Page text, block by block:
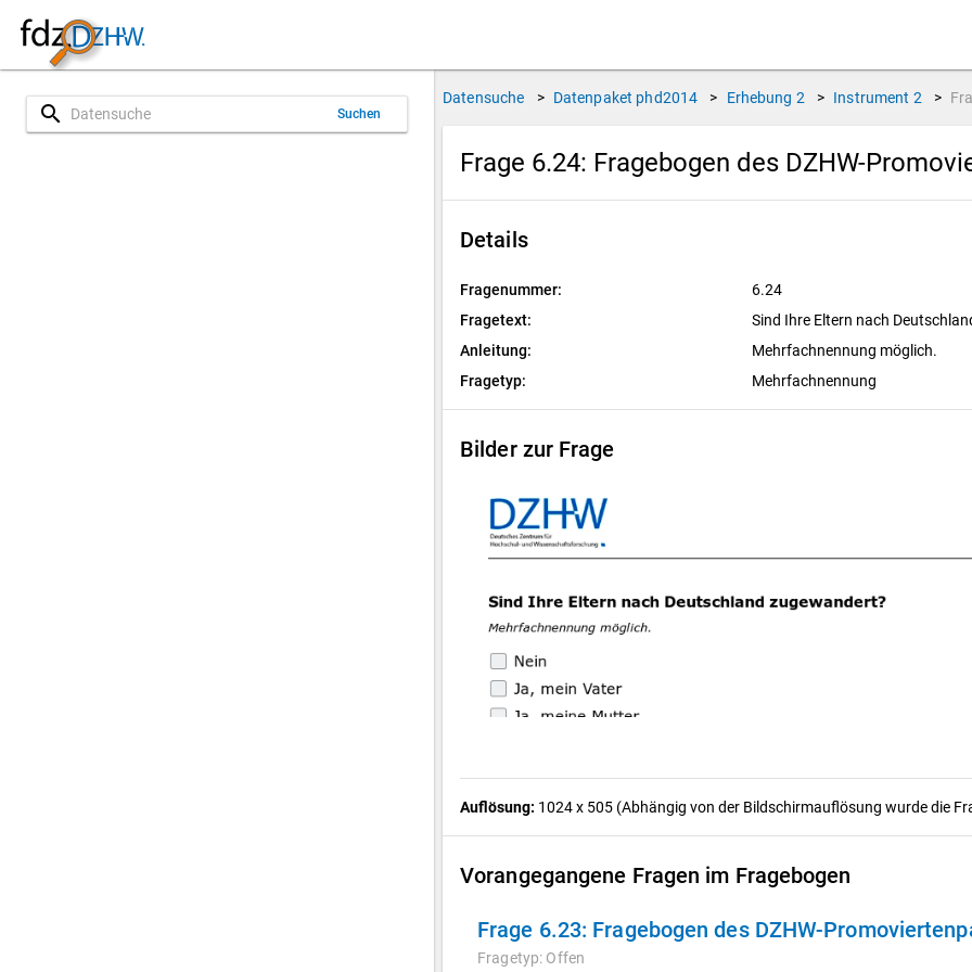
search Suchen
Datensuche > Datenpaket phd2014 > Erhebung 2 > Instrument 2 >
Frage 6.24: Fragebogen des DZHW-
Details
Fragenummer:
6.24
Fragetext:
Sind Ihre Eltern nach
Anleitung:
Mehrfachnennung möglich.
Fragetyp:
Mehrfachnennung
Bilder zur Frage
Auflösung: 1024 x 505 (Abhängig von der Bildschirmauflösung wurde die
Vorangegangene Fragen im Fragebogen
Frage 6.23: Fragebogen des DZHW-
Fragetyp: Offen